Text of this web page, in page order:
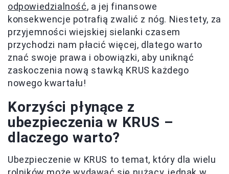
odpowiedzialność, a jej finansowe
konsekwencje potrafią zwalić z nóg. Niestety, za
przyjemności wiejskiej sielanki czasem
przychodzi nam płacić więcej, dlatego warto
znać swoje prawa i obowiązki, aby uniknąć
zaskoczenia nową stawką KRUS każdego
nowego kwartału!
Korzyści płynące z
ubezpieczenia w KRUS –
dlaczego warto?
Ubezpieczenie w KRUS to temat, który dla wielu